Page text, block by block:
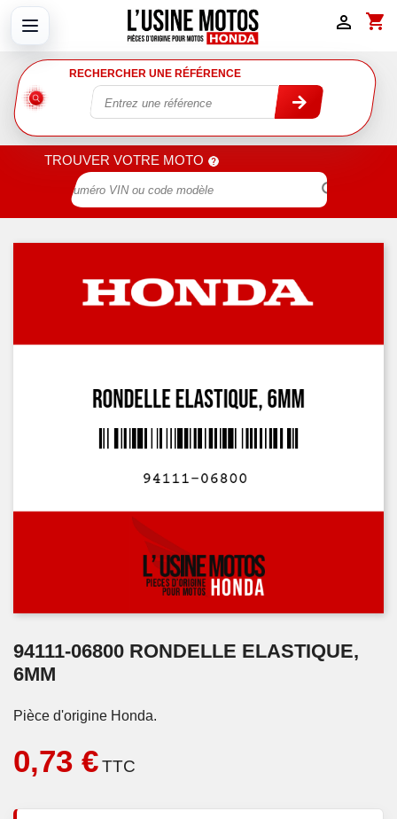
shopping_cart

RECHERCHER UNE RÉFÉRENCE
TROUVER VOTRE MOTO

94111-06800 RONDELLE ELASTIQUE,
6MM
Pièce d'origine Honda.
0,73 €TTC